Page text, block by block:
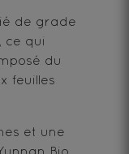
de grade
ce qui
du
feuilles
et une
Bio